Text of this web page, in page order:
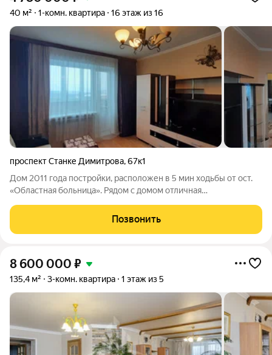
40 м² 1-комн. квартира 16 этаж из 16
проспект Станке Димитрова,67к1
Дом 2011 года постройки, расположен в 5 мин ходьбы от ост.
«Областная больница». Рядом с домом отличная
пешей доступности множество медицинских учреждений,
почта, различные магазины и ТЦ как во
Позвонить
8 600 000 ₽
135,4 м² 3-комн. квартира 1 этаж из 5